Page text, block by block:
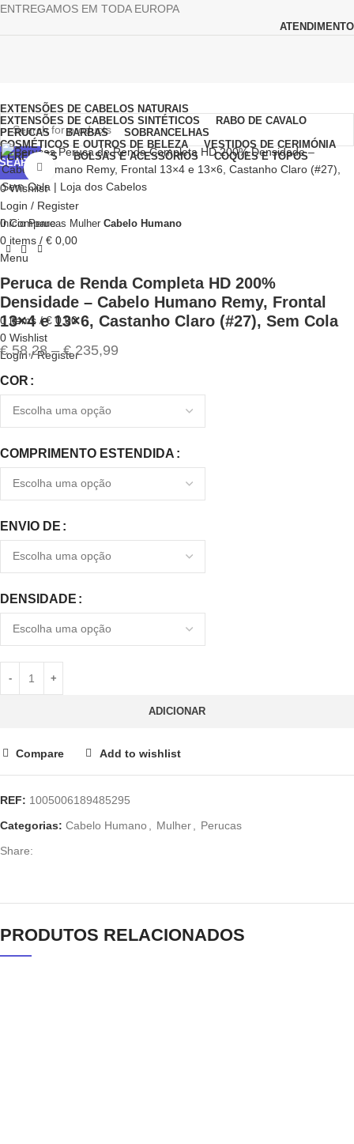
ENTREGAMOS EM TODA EUROPA
ATENDIMENTO
SEARCH
0Wishlist
Login / Register
0 Compare
0 items / € 0,00
Menu
0items / €0,00
0 Wishlist
Login / Register
EXTENSÕES DE CABELOS NATURAIS
EXTENSÕES DE CABELOS SINTÉTICOS
RABO DE CAVALO
PERUCAS
BARBAS
SOBRANCELHAS
COSMÉTICOS E OUTROS DE BELEZA
VESTIDOS DE CERIMÓNIA
PERFUMES
BOLSAS E ACESSÓRIOS
COQUES E TOPOS
Click to enlarge
InícioPerucas Mulher Cabelo Humano
Peruca de Renda Completa HD 200%
Densidade – Cabelo Humano Remy, Frontal
13×4 e 13×6, Castanho Claro (#27), Sem Cola
€58,28 – €235,99
COR
COMPRIMENTO ESTENDIDA
ENVIO DE
DENSIDADE
ADICIONAR
Compare Add to wishlist
REF: 1005006189485295
Categorias: Cabelo Humano Mulher
Perucas
Share:
PRODUTOS RELACIONADOS